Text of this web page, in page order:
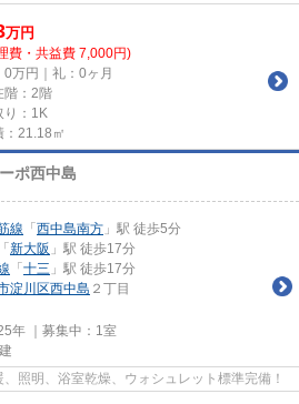
万円
費・共益費 7,000円)
0万円｜礼：0ヶ月
階：2階
り：1K
：21.18㎡
ポ西中島
線 「 西中島南方 」駅 徒歩5分
「 新大阪 」駅 徒歩17分
「 十三 」駅 徒歩17分
淀川区西中島 ２丁目
年 ｜募集中： 1室
照明、浴室乾燥、ウォシュレット標準完備！